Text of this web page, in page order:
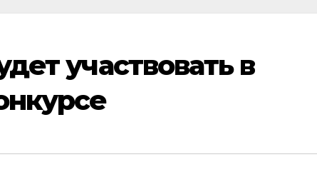
участвовать в